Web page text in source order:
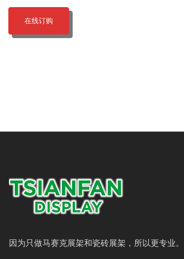
在线订购
因为只做马赛克展架和瓷砖展架，所以更专业。